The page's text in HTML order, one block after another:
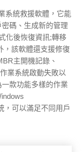
系統救援軟體，它能
碼、生成新的管理
化後恢復資訊;轉移
，該軟體還支援修復
主開機記錄、
業系統啟動失敗以
款功能多樣的作業
，可以滿足不同用戶